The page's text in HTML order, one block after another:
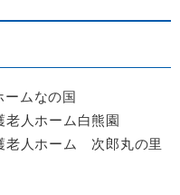
ームなの国
ム白熊園
次郎丸の里